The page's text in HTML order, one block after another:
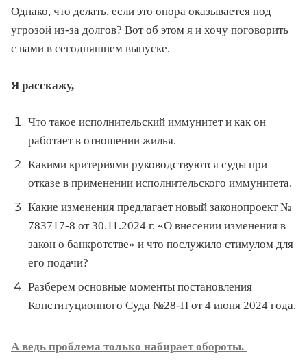
Однако, что делать, если это опора оказывается под
угрозой из-за долгов? Вот об этом я и хочу поговорить
с вами в сегодняшнем выпуске.
Я расскажу,
Что такое исполнительский иммунитет и как он
работает в отношении жилья.
Какими критериями руководствуются суды при
отказе в применении исполнительского иммунитета.
Какие изменения предлагает новый законопроект №
783717-8 от 30.11.2024 г. «О внесении изменения в
закон о банкротстве» и что послужило стимулом для
его подачи?
Разберем основные моменты постановления
Конституционного Суда №28-П от 4 июня 2024 года.
А ведь проблема только набирает обороты.